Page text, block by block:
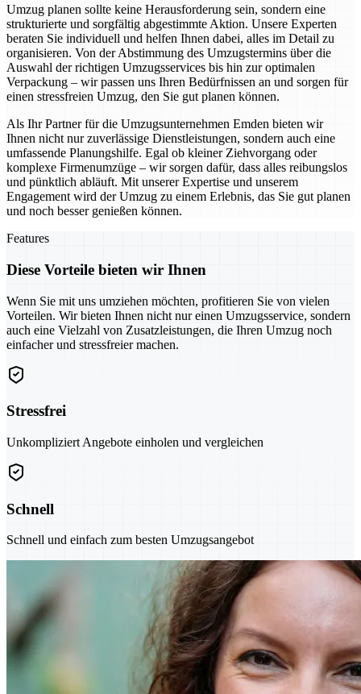
Umzug planen sollte keine Herausforderung sein, sondern eine
strukturierte und sorgfältig abgestimmte Aktion. Unsere Experten
beraten Sie individuell und helfen Ihnen dabei, alles im Detail zu
organisieren. Von der Abstimmung des Umzugstermins über die
Auswahl der richtigen Umzugsservices bis hin zur optimalen
Verpackung – wir passen uns Ihren Bedürfnissen an und sorgen für
einen stressfreien Umzug, den Sie gut planen können.
Als Ihr Partner für die Umzugsunternehmen Emden bieten wir
Ihnen nicht nur zuverlässige Dienstleistungen, sondern auch eine
umfassende Planungshilfe. Egal ob kleiner Ziehvorgang oder
komplexe Firmenumzüge – wir sorgen dafür, dass alles reibungslos
und pünktlich abläuft. Mit unserer Expertise und unserem
Engagement wird der Umzug zu einem Erlebnis, das Sie gut planen
und noch besser genießen können.
Features
Diese Vorteile bieten wir Ihnen
Wenn Sie mit uns umziehen möchten, profitieren Sie von vielen
Vorteilen. Wir bieten Ihnen nicht nur einen Umzugsservice, sondern
auch eine Vielzahl von Zusatzleistungen, die Ihren Umzug noch
einfacher und stressfreier machen.
Stressfrei
Unkompliziert Angebote einholen und vergleichen
Schnell
Schnell und einfach zum besten Umzugsangebot